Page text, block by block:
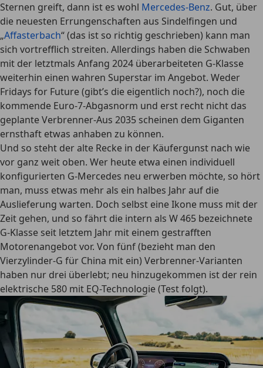
Sternen greift, dann ist es wohl Mercedes-Benz. Gut, über
die neuesten Errungenschaften aus Sindelfingen und
„Affasterbach“ (das ist so richtig geschrieben) kann man
sich vortrefflich streiten. Allerdings haben die Schwaben
mit der letztmals Anfang 2024 überarbeiteten G-Klasse
weiterhin einen wahren Superstar im Angebot. Weder
Fridays for Future (gibt’s die eigentlich noch?), noch die
kommende Euro-7-Abgasnorm und erst recht nicht das
geplante Verbrenner-Aus 2035 scheinen dem Giganten
ernsthaft etwas anhaben zu können.
Und so steht der alte Recke in der Käufergunst nach wie
vor ganz weit oben. Wer heute etwa einen individuell
konfigurierten G-Mercedes neu erwerben möchte, so hört
man, muss etwas mehr als ein halbes Jahr auf die
Auslieferung warten. Doch selbst eine Ikone muss mit der
Zeit gehen, und so fährt die intern als W 465 bezeichnete
G-Klasse seit letztem Jahr mit einem gestrafften
Motorenangebot vor. Von fünf (bezieht man den
Vierzylinder-G für China mit ein) Verbrenner-Varianten
haben nur drei überlebt; neu hinzugekommen ist der rein
elektrische 580 mit EQ-Technologie (Test folgt).